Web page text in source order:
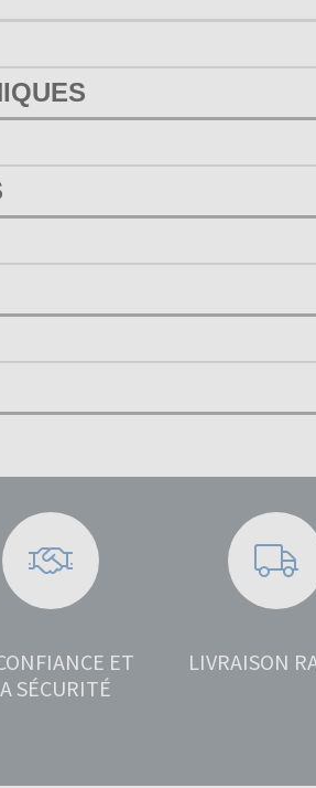
ET
SÉCURITÉ
LIVRAISON